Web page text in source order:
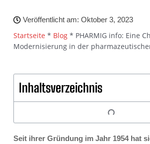
Veröffentlicht am: Oktober 3, 2023
Startseite * Blog* PHARMIG info: Eine
Modernisierung in der
Inhaltsverzeichnis
Seit ihrer Gründung im Jahr 1954 hat